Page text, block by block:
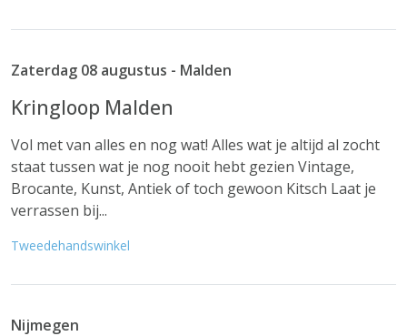
Zaterdag 08 augustus - Malden
Kringloop Malden
Vol met van alles en nog wat! Alles wat je altijd al zocht
staat tussen wat je nog nooit hebt gezien Vintage,
Brocante, Kunst, Antiek of toch gewoon Kitsch Laat je
verrassen bij...
Tweedehandswinkel
Nijmegen